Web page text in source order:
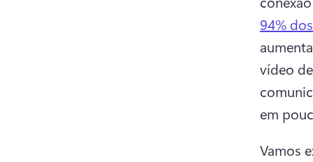
94%
vídeo
em
Vamos